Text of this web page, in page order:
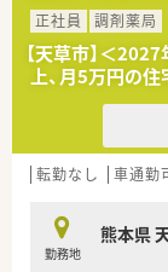
正社員
調剤薬局
【天草市】＜
上、月5万円の住
転勤なし 車通勤
勤務地
熊本県